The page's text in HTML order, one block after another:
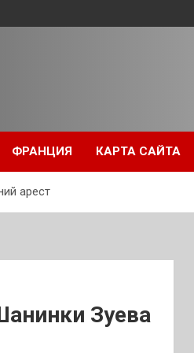
ФРАНЦИЯ КАРТА САЙТА
арест
Зуева